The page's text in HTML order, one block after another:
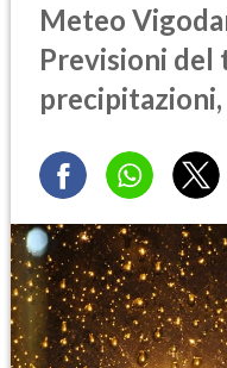
Meteo
Previsioni del